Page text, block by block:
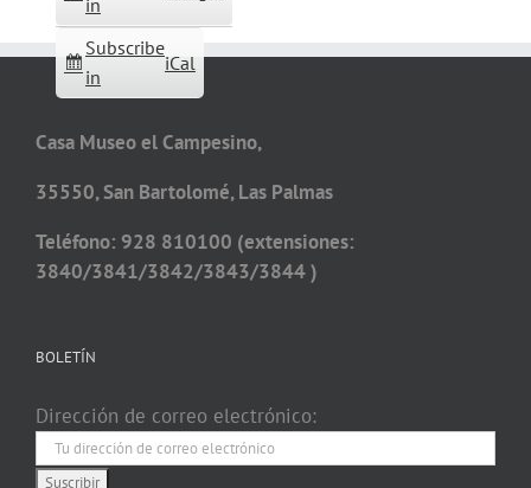
in
Subscribe
in
iCal
Casa Museo el Campesino,
35550, San Bartolomé, Las Palmas
Teléfono: 928 810100 (extensiones:
3840/3841/3842/3843/3844 )
BOLETÍN
Dirección de correo electrónico: